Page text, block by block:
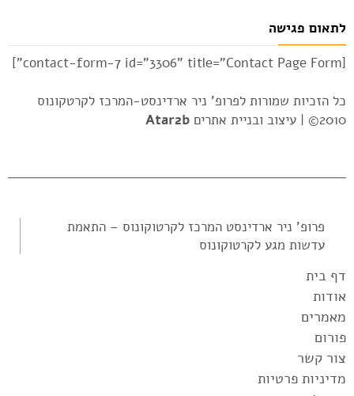
לתאום פגישה
[contact-form-7 id="3306" title="Contact Page Form"]
כל הזכיות שמורות לפרופ' ניר ארדינסט-המרכז לקרטקונוס
2010© |
עיצוב ובניית אתרים Atar2b
‎פרופ' ניר ארדינסט המרכז לקרטוקונוס – התאמת
עדשות מגע לקרטוקונוס‎
דף בית
אודות
מאמרים
פורום
צור קשר
מדיניות פרטיות